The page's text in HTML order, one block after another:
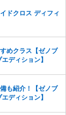
ドクロス ディフィ
めクラス【ゼノブ
ディション】
も紹介！【ゼノブ
ディション】